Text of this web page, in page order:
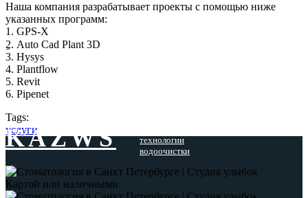
Наша компания разрабатывает проекты с помощью ниже
указанных программ:
1. GPS-X
ِ2. Auto Cad Plant 3D
3. Hysys
4. Plantflow
5. Revit
6. Pipenet
Tags:
услуги
KAZWS
технологии
водоочистки
Картой или наличными